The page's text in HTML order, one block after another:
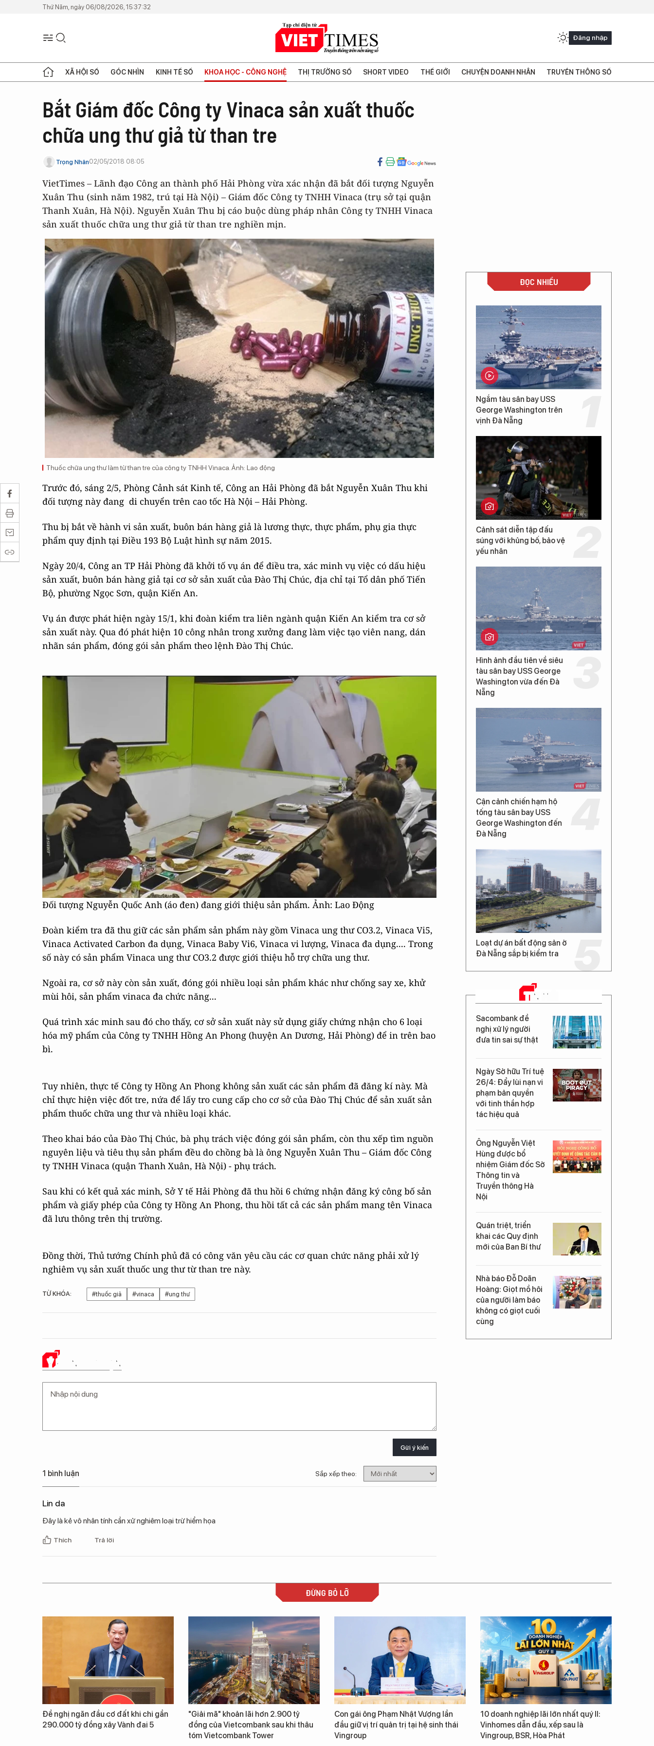
Thứ Năm, ngày 06/08/2026, 15:37:32
Đăng nhập
XÃ HỘI SỐ GÓC NHÌN KINH TẾ SỐ KHOA HỌC - CÔNG NGHỆ THỊ TRƯỜNG SỐ SHORT VIDEO THẾ GIỚI CHUYỆN DOANH NHÂN TRUYỀN THÔNG SỐ
Bắt Giám đốc Công ty Vinaca sản xuất thuốc
chữa ung thư giả từ than tre
Trọng Nhân02/05/2018 08:05
VietTimes – Lãnh đạo Công an thành phố Hải Phòng vừa xác nhận đã bắt đối tượng Nguyễn
Xuân Thu (sinh năm 1982, trú tại Hà Nội) – Giám đốc Công ty TNHH Vinaca (trụ sở tại quận
Thanh Xuân, Hà Nội). Nguyễn Xuân Thu bị cáo buộc dùng pháp nhân Công ty TNHH Vinaca
sản xuất thuốc chữa ung thư giả từ than tre nghiền mịn.
Thuốc chữa ung thư làm từ than tre của công ty TNHH Vinaca. Ảnh: Lao động
Trước đó, sáng 2/5, Phòng Cảnh sát Kinh tế, Công an Hải Phòng đã bắt Nguyễn Xuân Thu khi
đối tượng này đang di chuyển trên cao tốc Hà Nội – Hải Phòng.
Thu bị bắt về hành vi sản xuất, buôn bán hàng giả là lương thực, thực phẩm, phụ gia thực
phẩm quy định tại Điều 193 Bộ Luật hình sự năm 2015.
Ngày 20/4, Công an TP Hải Phòng đã khởi tố vụ án để điều tra, xác minh vụ việc có dấu hiệu
sản xuất, buôn bán hàng giả tại cơ sở sản xuất của Đào Thị Chúc, địa chỉ tại Tổ dân phố Tiến
Bộ, phường Ngọc Sơn, quận Kiến An.
Vụ án được phát hiện ngày 15/1, khi đoàn kiểm tra liên ngành quận Kiến An kiểm tra cơ sở
sản xuất này. Qua đó phát hiện 10 công nhân trong xưởng đang làm việc tạo viên nang, dán
nhãn sán phẩm, đóng gói sản phẩm theo lệnh Đào Thị Chúc.
Đối tượng Nguyễn Quốc Anh (áo đen) đang giới thiệu sản phẩm. Ảnh: Lao Động
Đoàn kiểm tra đã thu giữ các sản phẩm sản phẩm này gồm Vinaca ung thư CO3.2, Vinaca Vi5,
Vinaca Activated Carbon đa dụng, Vinaca Baby Vi6, Vinaca vi lượng, Vinaca đa dụng.... Trong
số này có sản phẩm Vinaca ung thư CO3.2 được giới thiệu hỗ trợ chữa ung thư.
Ngoài ra, cơ sở này còn sản xuất, đóng gói nhiều loại sản phẩm khác như chống say xe, khử
mùi hôi, sản phẩm vinaca đa chức năng...
Quá trình xác minh sau đó cho thấy, cơ sở sản xuất này sử dụng giấy chứng nhận cho 6 loại
hóa mỹ phẩm của Công ty TNHH Hồng An Phong (huyện An Dương, Hải Phòng) để in trên bao
bì.
Tuy nhiên, thực tế Công ty Hồng An Phong không sản xuất các sản phẩm đã đăng kí này. Mà
chỉ thực hiện việc đốt tre, nứa để lấy tro cung cấp cho cơ sở của Đào Thị Chúc để sản xuất sản
phẩm thuốc chữa ung thư và nhiều loại khác.
Theo khai báo của Đào Thị Chúc, bà phụ trách việc đóng gói sản phẩm, còn thu xếp tìm nguồn
nguyên liệu và tiêu thụ sản phẩm đều do chồng bà là ông Nguyễn Xuân Thu – Giám đốc Công
ty TNHH Vinaca (quận Thanh Xuân, Hà Nội) - phụ trách.
Sau khi có kết quả xác minh, Sở Y tế Hải Phòng đã thu hồi 6 chứng nhận đăng ký công bố sản
phẩm và giấy phép của Công ty Hồng An Phong, thu hồi tất cả các sản phẩm mang tên Vinaca
đã lưu thông trên thị trường.
Đồng thời, Thủ tướng Chính phủ đã có công văn yêu cầu các cơ quan chức năng phải xử lý
nghiêm vụ sản xuất thuốc ung thư từ than tre này.
TỪ KHÓA: #thuốc giả #vinaca #ung thư
Ý KIẾN CỦA BẠN
Gửi ý kiến
1 bình luận Sắp xếp theo:
Lin da
Đây là kẻ vô nhân tính cần xử nghiêm loại trừ hiểm họa
Thích Trả lời
ĐỌC NHIỀU
Ngắm tàu sân bay USS
George Washington trên
vịnh Đà Nẵng
Cảnh sát diễn tập đấu
súng với khủng bố, bảo vệ
yếu nhân
Hình ảnh đầu tiên về siêu
tàu sân bay USS George
Washington vừa đến Đà
Nẵng
Cận cảnh chiến hạm hộ
tống tàu sân bay USS
George Washington đến
Đà Nẵng
Loạt dự án bất động sản ở
Đà Nẵng sắp bị kiểm tra
TIN MỚI
Sacombank đề
nghị xử lý người
đưa tin sai sự thật
Ngày Sở hữu Trí tuệ
26/4: Đẩy lùi nạn vi
phạm bản quyền
với tinh thần hợp
tác hiệu quả
Ông Nguyễn Việt
Hùng được bổ
nhiệm Giám đốc Sở
Thông tin và
Truyền thông Hà
Nội
Quán triệt, triển
khai các Quy định
mới của Ban Bí thư
Nhà báo Đỗ Doãn
Hoàng: Giọt mồ hôi
của người làm báo
không có giọt cuối
cùng
ĐỪNG BỎ LỠ
Đề nghị ngăn đầu cơ đất khi chi gần
290.000 tỷ đồng xây Vành đai 5
"Giải mã" khoản lãi hơn 2.900 tỷ
đồng của Vietcombank sau khi thâu
tóm Vietcombank Tower
Con gái ông Phạm Nhật Vượng lần
đầu giữ vị trí quản trị tại hệ sinh thái
Vingroup
10 doanh nghiệp lãi lớn nhất quý II:
Vinhomes dẫn đầu, xếp sau là
Vingroup, BSR, Hòa Phát